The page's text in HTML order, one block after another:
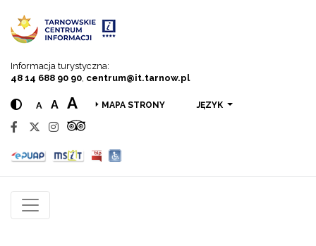
Informacja turystyczna:
48 14 688 90 90 centrum@it.tarnow.pl
A A A MAPA STRONY JĘZYK